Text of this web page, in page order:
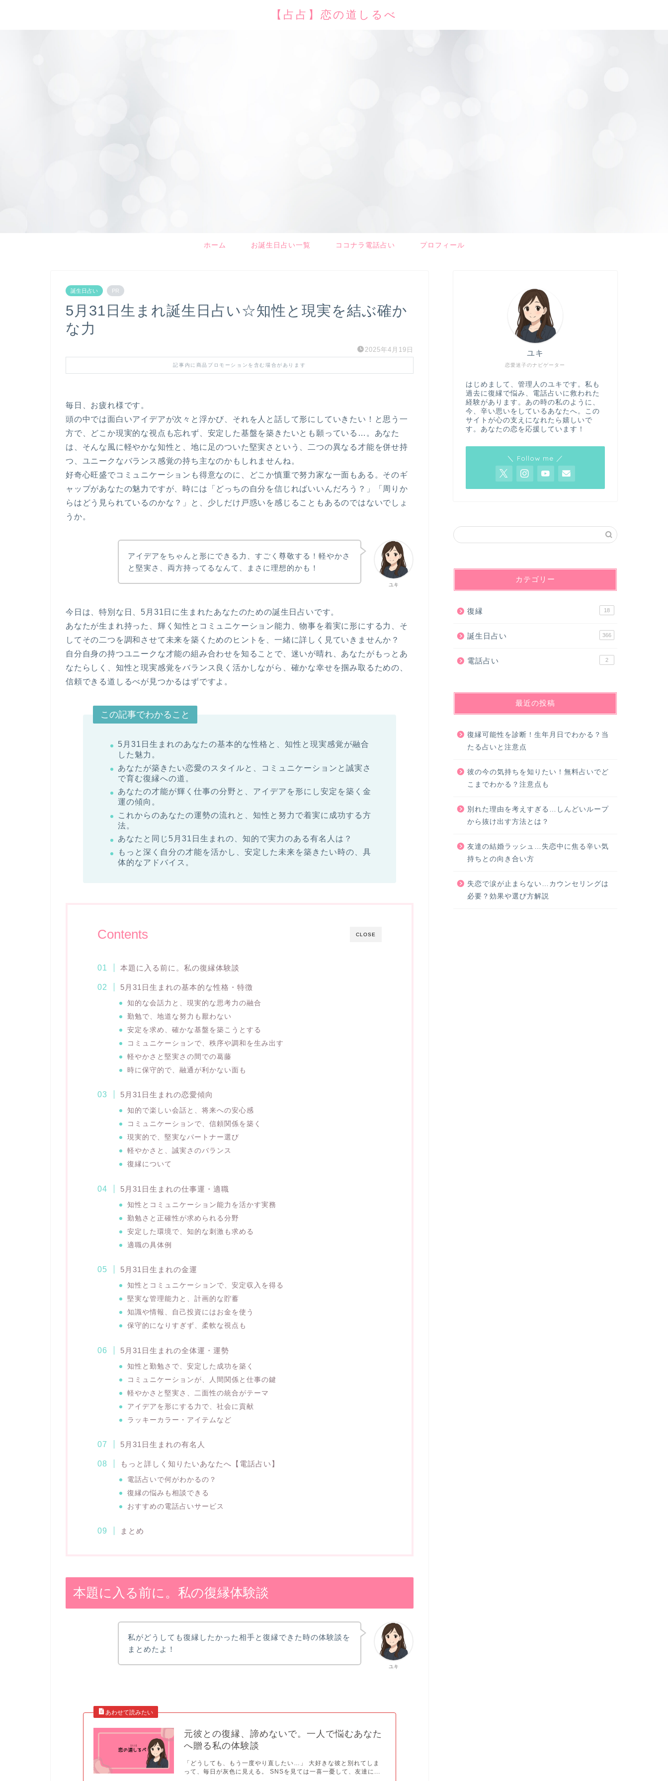
【占占】恋の道しるべ
ホーム お誕生日占い一覧 ココナラ電話占い プロフィール
誕生日占い PR
5月31日生まれ誕生日占い☆知性と現実を結ぶ確か
な力
2025年4月19日
記事内に商品プロモーションを含む場合があります
毎日、お疲れ様です。
頭の中では面白いアイデアが次々と浮かび、それを人と話して形にしていきたい！と思う一
方で、どこか現実的な視点も忘れず、安定した基盤を築きたいとも願っている…。あなた
は、そんな風に軽やかな知性と、地に足のついた堅実さという、二つの異なる才能を併せ持
つ、ユニークなバランス感覚の持ち主なのかもしれませんね。
好奇心旺盛でコミュニケーションも得意なのに、どこか慎重で努力家な一面もある。そのギ
ャップがあなたの魅力ですが、時には「どっちの自分を信じればいいんだろう？」「周りか
らはどう見られているのかな？」と、少しだけ戸惑いを感じることもあるのではないでしょ
うか。
ユキ
アイデアをちゃんと形にできる力、すごく尊敬する！軽やかさ
と堅実さ、両方持ってるなんて、まさに理想的かも！
今日は、特別な日、 5月31日 に生まれたあなたのための誕生日占いです。
あなたが生まれ持った、輝く知性とコミュニケーション能力、物事を着実に形にする力、そ
してその二つを調和させて未来を築くためのヒントを、一緒に詳しく見ていきませんか？
自分自身の持つユニークな才能の組み合わせを知ることで、迷いが晴れ、あなたがもっとあ
なたらしく、知性と現実感覚をバランス良く活かしながら、確かな幸せを掴み取るための、
信頼できる道しるべが見つかるはずですよ。
この記事でわかること
5月31日生まれのあなたの基本的な性格 と、知性と現実感覚が融合
した魅力。
あなたが築きたい恋愛のスタイルと、コミュニケーションと誠実さ
で育む復縁への道。
あなたの才能が輝く 仕事の分野と、アイデアを形にし安定を築く 金
運の傾向。
これからのあなたの運勢の流れと、知性と努力で着実に成功する方
法。
あなたと同じ5月31日生まれの、知的で実力のある有名人は？
もっと深く自分の才能を活かし、安定した未来を築きたい時の、具
体的なアドバイス。
CLOSE
Contents
本題に入る前に。私の復縁体験談
5月31日生まれの基本的な性格・特徴
知的な会話力と、現実的な思考力の融合
勤勉で、地道な努力も厭わない
安定を求め、確かな基盤を築こうとする
コミュニケーションで、秩序や調和を生み出す
軽やかさと堅実さの間での葛藤
時に保守的で、融通が利かない面も
5月31日生まれの恋愛傾向
知的で楽しい会話と、将来への安心感
コミュニケーションで、信頼関係を築く
現実的で、堅実なパートナー選び
軽やかさと、誠実さのバランス
復縁について
5月31日生まれの仕事運・適職
知性とコミュニケーション能力を活かす実務
勤勉さと正確性が求められる分野
安定した環境で、知的な刺激も求める
適職の具体例
5月31日生まれの金運
知性とコミュニケーションで、安定収入を得る
堅実な管理能力と、計画的な貯蓄
知識や情報、自己投資にはお金を使う
保守的になりすぎず、柔軟な視点も
5月31日生まれの全体運・運勢
知性と勤勉さで、安定した成功を築く
コミュニケーションが、人間関係と仕事の鍵
軽やかさと堅実さ、二面性の統合がテーマ
アイデアを形にする力で、社会に貢献
ラッキーカラー・アイテムなど
5月31日生まれの有名人
もっと詳しく知りたいあなたへ【電話占い】
電話占いで何がわかるの？
復縁の悩みも相談できる
おすすめの電話占いサービス
まとめ
本題に入る前に。私の復縁体験談
ユキ
私がどうしても復縁したかった相手と復縁できた時の体験談を
まとめたよ！
元彼との復縁、諦めないで。一人で悩むあなた
へ贈る私の体験談
「どうしても、もう一度やり直したい…」 大好きな彼と別れてしま
って、毎日が灰色に見える。 SNSを見ては一喜一憂して、友達に...
恋愛迷子のナビゲーター
ユキ
はじめまして、管理人のユキです。私も
過去に復縁で悩み、電話占いに救われた
経験があります。あの時の私のように、
今、辛い思いをしているあなたへ。この
サイトが心の支えになれたら嬉しいで
す。あなたの恋を応援しています！
＼ Follow me ／
カテゴリー
復縁 18
誕生日占い 366
電話占い 2
最近の投稿
復縁可能性を診断！生年月日でわかる？当
たる占いと注意点
彼の今の気持ちを知りたい！無料占いでど
こまでわかる？注意点も
別れた理由を考えすぎる…しんどいループ
から抜け出す方法とは？
友達の結婚ラッシュ…失恋中に焦る辛い気
持ちとの向き合い方
失恋で涙が止まらない…カウンセリングは
必要？効果や選び方解説